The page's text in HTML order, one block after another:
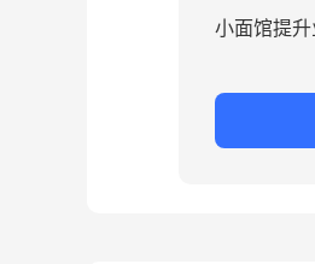
小面馆提